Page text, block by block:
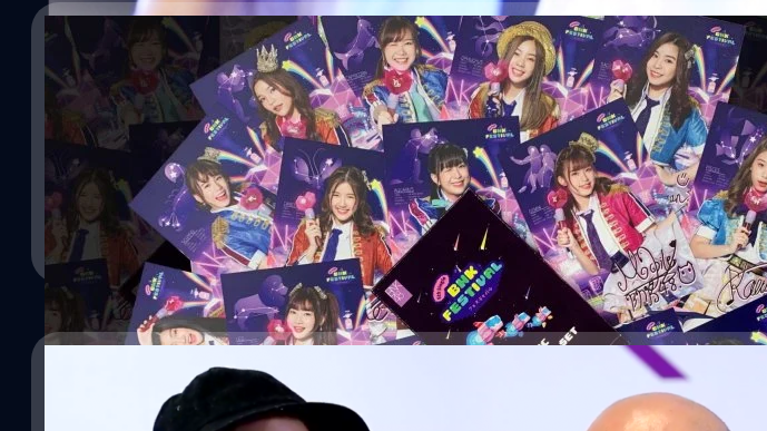
13/01/2019
แกะกล่อง LYRIC POSTCARD SET โปสการ์ดเนื้อเพลง BNK FESTIVAL
หลังจากที่มีประกาศจำหน่าย LYRIC POSTCARD SET โปสการ์ดเนื้อเพลง BNK FESTIVAL ที่ออกแบบโดยสมาชิก
BNK48 จากเซนบัตสึ BNK FESTIVAL ทั้ง 16 คนซึ่งได้แก่ ปัญสิกรณ์ ติยะกร (ปัญ), เฌอปราง อารีย์กุล (เฌอ
ปราง), อิสราภา ธวัชภักดี (ตาหวาน), เจนนิษฐ์ โอ่ประเสริฐ (เจนนิษฐ์), จิรดาภา อินทจักร (ปูเป้), กานต์ธีรา วัชร
ทัศนกุล (เนย), มิลิน ดอกเทียน (น้ำหนึ่ง), ณัฐรุจา ชุติวรรณโสภณ (แก้ว), พัศชนันท์ เจียจิรโชติ (อร), พิมรภัส
ผดุงวัฒนะโชค (โมบายล์), แพรวา สุธรรมพงษ์ (มิวสิค), วรัทยา ดีสมเลิศ (ไข่มุก), นันท์นภัส เลิศนามเชิดสกุล (มิ
วนิค), ณัฐทิชา…
Meechok Dechpokasup| 2762 days ago
Read More
จ๊อบซัง จูงมือเค้ก BNK48 ไลฟ์สด เคลียทุกประเด็นร้อนว่อนโซเชียล